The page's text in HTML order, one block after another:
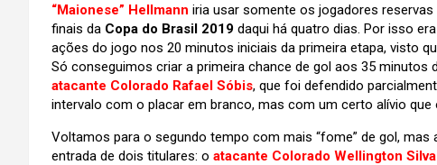
“Maionese” Hellmann iria usar somente os jogadores
finais da Copa do Brasil 2019 daqui há quatro dias. Por isso
ações do jogo nos 20 minutos iniciais da primeira etapa, visto
Só conseguimos criar a primeira chance de gol aos 35
atacante Colorado Rafael Sóbis, que foi defendido
intervalo com o placar em branco, mas com um certo alívio
Voltamos para o segundo tempo com mais “fome” de gol,
entrada de dois titulares: o atacante Colorado Wellington Silva